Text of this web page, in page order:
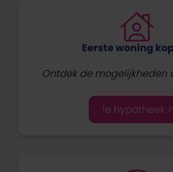
Eerste woning
Ontdek de mogelijkheden
1e hypotheek >